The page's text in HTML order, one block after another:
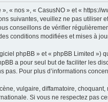
« nos », « CasusNO » et «
suivantes, veuillez ne pas
conseillons de vérifier
conditions modifiées et mises à
phpBB » et « phpBB Limited »)
a pour seul but de faciliter les
pas. Pour plus d’informations
vulgaire, diffamatoire,
Si vous ne respectez pas